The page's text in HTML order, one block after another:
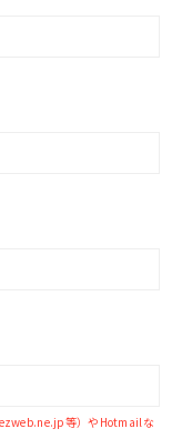
等）やHotmailな